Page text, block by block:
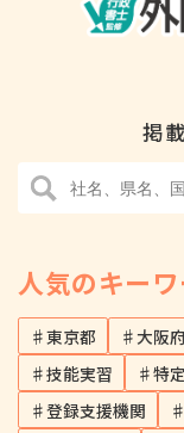
掲
人気のキー
♯東京都 ♯大阪
♯技能実習
♯特
♯登録支援機関